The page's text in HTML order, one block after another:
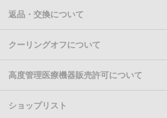
返品・交換について
クーリングオフについて
高度管理医療機器販売許可について
ショップリスト